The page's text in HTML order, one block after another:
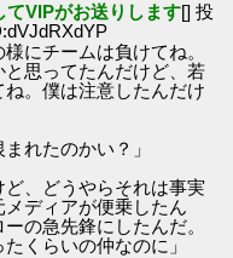
てVIPがお送りします[] 投
にチームは負けてね。
思ってたんだけど、若
。僕は注意したんだけ
れたのかい？」
、どうやらそれは事実
ディアが便乗したん
の急先鋒にしたんだ。
くらいの仲なのに」